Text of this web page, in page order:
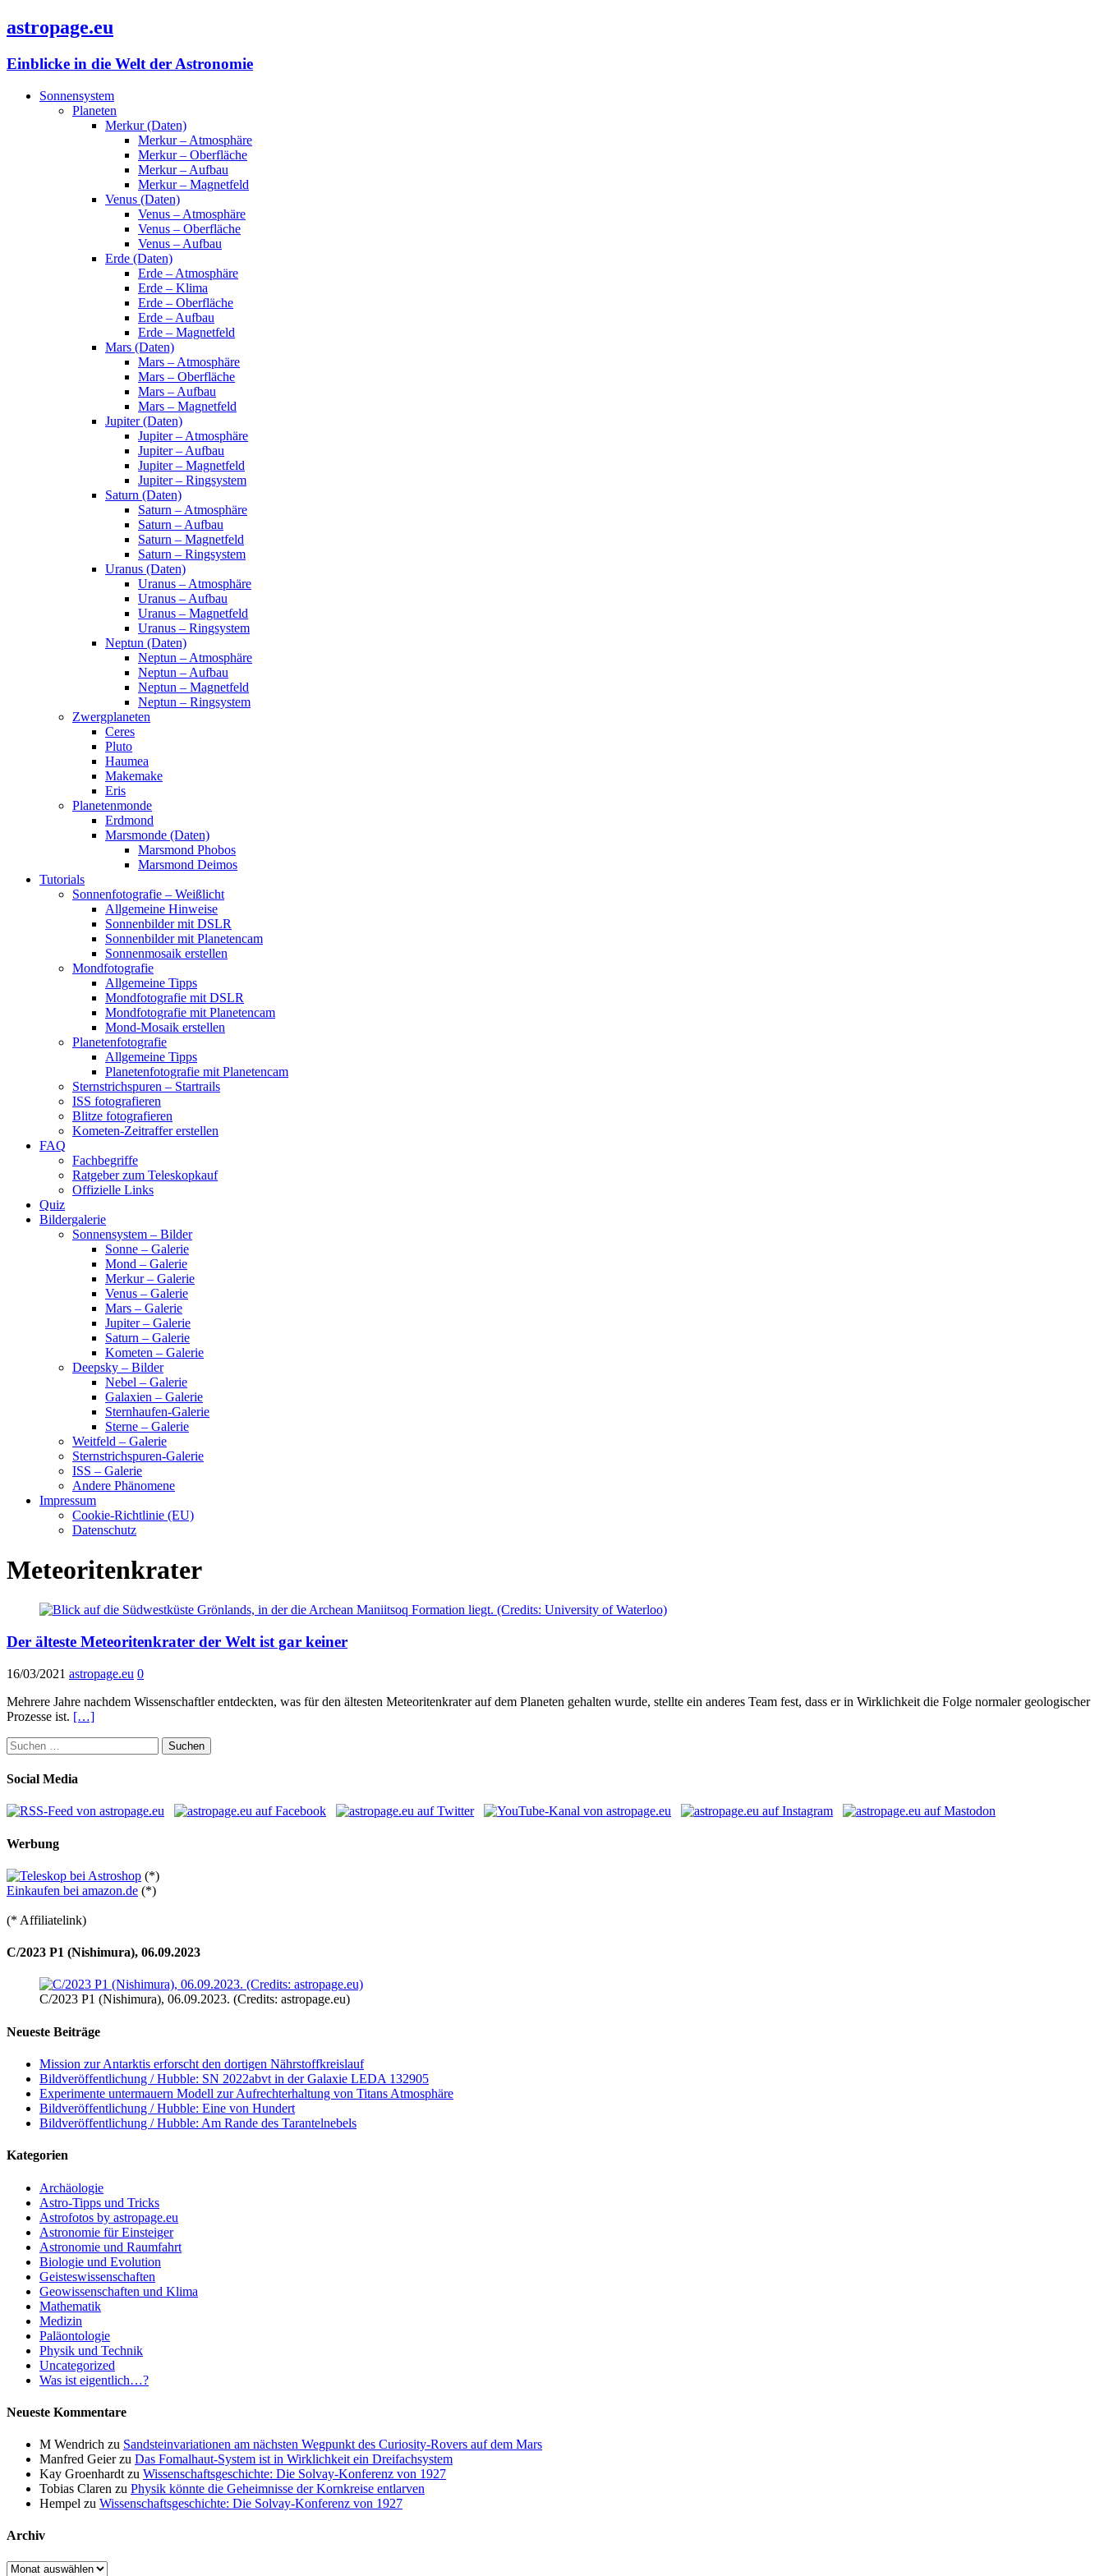
astropage.eu
Einblicke in die Welt der Astronomie
Sonnensystem
Planeten
Merkur (Daten)
Merkur – Atmosphäre
Merkur – Oberfläche
Merkur – Aufbau
Merkur – Magnetfeld
Venus (Daten)
Venus – Atmosphäre
Venus – Oberfläche
Venus – Aufbau
Erde (Daten)
Erde – Atmosphäre
Erde – Klima
Erde – Oberfläche
Erde – Aufbau
Erde – Magnetfeld
Mars (Daten)
Mars – Atmosphäre
Mars – Oberfläche
Mars – Aufbau
Mars – Magnetfeld
Jupiter (Daten)
Jupiter – Atmosphäre
Jupiter – Aufbau
Jupiter – Magnetfeld
Jupiter – Ringsystem
Saturn (Daten)
Saturn – Atmosphäre
Saturn – Aufbau
Saturn – Magnetfeld
Saturn – Ringsystem
Uranus (Daten)
Uranus – Atmosphäre
Uranus – Aufbau
Uranus – Magnetfeld
Uranus – Ringsystem
Neptun (Daten)
Neptun – Atmosphäre
Neptun – Aufbau
Neptun – Magnetfeld
Neptun – Ringsystem
Zwergplaneten
Ceres
Pluto
Haumea
Makemake
Eris
Planetenmonde
Erdmond
Marsmonde (Daten)
Marsmond Phobos
Marsmond Deimos
Tutorials
Sonnenfotografie – Weißlicht
Allgemeine Hinweise
Sonnenbilder mit DSLR
Sonnenbilder mit Planetencam
Sonnenmosaik erstellen
Mondfotografie
Allgemeine Tipps
Mondfotografie mit DSLR
Mondfotografie mit Planetencam
Mond-Mosaik erstellen
Planetenfotografie
Allgemeine Tipps
Planetenfotografie mit Planetencam
Sternstrichspuren – Startrails
ISS fotografieren
Blitze fotografieren
Kometen-Zeitraffer erstellen
FAQ
Fachbegriffe
Ratgeber zum Teleskopkauf
Offizielle Links
Quiz
Bildergalerie
Sonnensystem – Bilder
Sonne – Galerie
Mond – Galerie
Merkur – Galerie
Venus – Galerie
Mars – Galerie
Jupiter – Galerie
Saturn – Galerie
Kometen – Galerie
Deepsky – Bilder
Nebel – Galerie
Galaxien – Galerie
Sternhaufen-Galerie
Sterne – Galerie
Weitfeld – Galerie
Sternstrichspuren-Galerie
ISS – Galerie
Andere Phänomene
Impressum
Cookie-Richtlinie (EU)
Datenschutz
Meteoritenkrater
Der älteste Meteoritenkrater der Welt ist gar keiner
16/03/2021 astropage.eu 0
Mehrere Jahre nachdem Wissenschaftler entdeckten, was für den ältesten Meteoritenkrater auf dem Planeten gehalten wurde, stellte ein anderes Team fest, dass er in Wirklichkeit die Folge normaler geologischer
Prozesse ist. […]
Suchen
nach:
Social Media
Werbung
(*)
Einkaufen bei amazon.de (*)
(* Affiliatelink)
C/2023 P1 (Nishimura), 06.09.2023
C/2023 P1 (Nishimura), 06.09.2023. (Credits: astropage.eu)
Neueste Beiträge
Mission zur Antarktis erforscht den dortigen Nährstoffkreislauf
Bildveröffentlichung / Hubble: SN 2022abvt in der Galaxie LEDA 132905
Experimente untermauern Modell zur Aufrechterhaltung von Titans Atmosphäre
Bildveröffentlichung / Hubble: Eine von Hundert
Bildveröffentlichung / Hubble: Am Rande des Tarantelnebels
Kategorien
Archäologie
Astro-Tipps und Tricks
Astrofotos by astropage.eu
Astronomie für Einsteiger
Astronomie und Raumfahrt
Biologie und Evolution
Geisteswissenschaften
Geowissenschaften und Klima
Mathematik
Medizin
Paläontologie
Physik und Technik
Uncategorized
Was ist eigentlich…?
Neueste Kommentare
M Wendrich zu Sandsteinvariationen am nächsten Wegpunkt des Curiosity-Rovers auf dem Mars
Manfred Geierzu Das Fomalhaut-System ist in Wirklichkeit ein Dreifachsystem
Kay Groenhardt zu Wissenschaftsgeschichte: Die Solvay-Konferenz von 1927
Tobias Claren zu Physik könnte die Geheimnisse der Kornkreise entlarven
Hempel zu Wissenschaftsgeschichte: Die Solvay-Konferenz von 1927
Archiv
Archiv